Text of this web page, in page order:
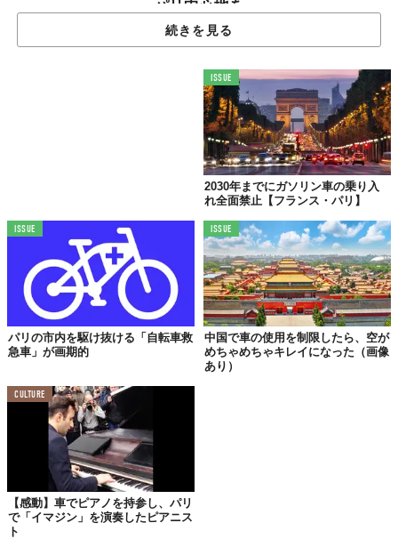
パリ中心地を
1日歩行者天国にしてみた
2ヶ月後に開かれる国連気候変動パリ会議（COP21）に先駆け
て、アンヌ・イダルゴ市長が市内での運転を11時から18時まで禁
止しました。
パリでは以前から大気汚染が問題になっており、市長はさまざま
な取り組みを実施。今回の「車ゼロ施策」もその一環でした。
わずか7時間で
続きを見る
ISSUE
2030年までにガソリン車の乗り入
れ全面禁止【フランス・パリ】
ISSUE
パリの市内を駆け抜ける「自転車救
急車」が画期的
ISSUE
中国で車の使用を制限したら、空が
めちゃめちゃキレイになった（画像
あり）
CULTURE
【感動】車でピアノを持参し、パリ
で「イマジン」を演奏したピアニス
ト